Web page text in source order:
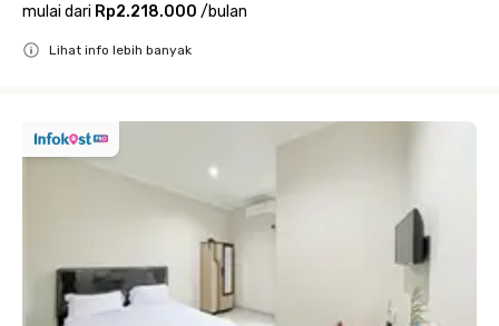
mulai dari Rp2.218.000 /bulan
Lihat info lebih banyak